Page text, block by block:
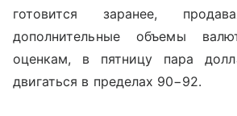
готовится заранее,
дополнительные объемы
оценкам, в пятницу пара
двигаться в пределах 90−92.